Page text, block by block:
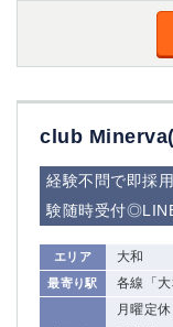
club
経験不問で即採
験随時受付
エリア 大和
最寄り駅 各線「
月曜定
武蔵小杉
小田原
元住吉
戸塚
厚木
桜木町